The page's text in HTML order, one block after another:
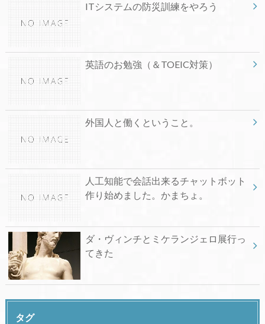
ITシステムの防災訓練をやろう
英語のお勉強（＆TOEIC対策）
外国人と働くということ。
人工知能で会話出来るチャットボット
作り始めました。かまちょ。
ダ・ヴィンチとミケランジェロ展行っ
てきた
タグ